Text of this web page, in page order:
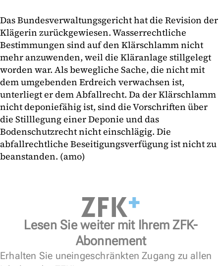
Das Bundesverwaltungsgericht hat die Revision der
Klägerin zurückgewiesen. Wasserrechtliche
Bestimmungen sind auf den Klärschlamm nicht
mehr anzuwenden, weil die Kläranlage stillgelegt
worden war. Als bewegliche Sache, die nicht mit
dem umgebenden Erdreich verwachsen ist,
unterliegt er dem Abfallrecht. Da der Klärschlamm
nicht deponiefähig ist, sind die Vorschriften über
die Stilllegung einer Deponie und das
Bodenschutzrecht nicht einschlägig. Die
abfallrechtliche Beseitigungsverfügung ist nicht zu
beanstanden. (amo)
Lesen Sie weiter mit Ihrem ZFK-
Abonnement
Erhalten Sie uneingeschränkten Zugang zu allen